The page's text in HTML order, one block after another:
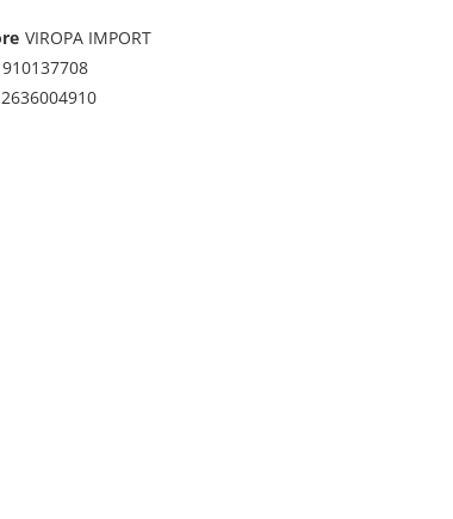
VIROPA IMPORT
910137708